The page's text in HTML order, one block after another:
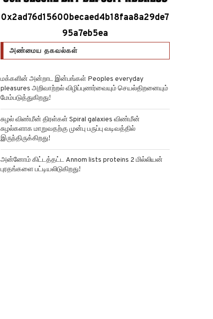
0x2ad76d15600becaed4b18faa8a29de7
95a7eb5ea
அண்மைய தகவல்கள்
மக்களின் அன்றாட இன்பங்கள் Peoples everyday
pleasures அறிவாற்றல் விழிப்புணர்வையும் செயல்திறனையும்
மேம்படுத்துகிறது!
சுழல் விண்மீன் திரள்கள் Spiral galaxies விண்மீன்
சுழல்களாக மாறுவதற்கு முன்பு பருப்பு வடிவத்தில்
இருந்திருக்கிறது!
அன்னோம் கிட்டத்தட்ட Annom lists proteins 2 மில்லியன்
புரதங்களை பட்டியலிடுகிறது!